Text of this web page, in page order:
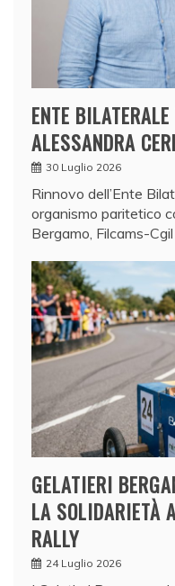
ENTE
ALESSANDRA
30 Luglio 2026
Rinnovo dell’Ente
organismo paritetico
Bergamo, Filcams-
GELATIERI
LA SOLIDARIETÀ
RALLY
24 Luglio 2026